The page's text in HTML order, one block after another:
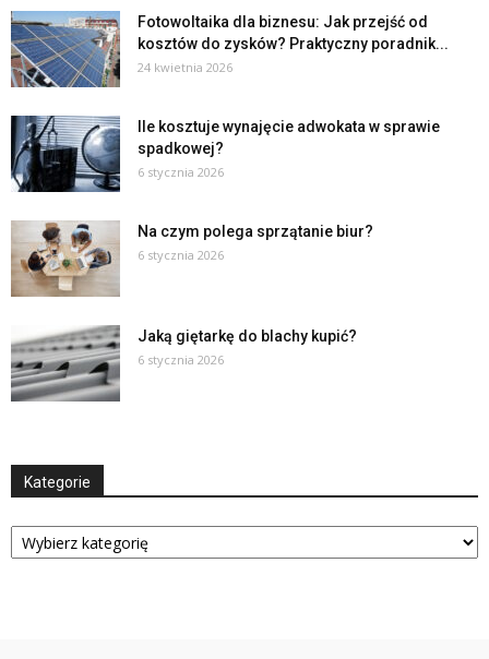
Fotowoltaika dla biznesu: Jak przejść od
kosztów do zysków? Praktyczny poradnik...
24 kwietnia 2026
Ile kosztuje wynajęcie adwokata w sprawie
spadkowej?
6 stycznia 2026
Na czym polega sprzątanie biur?
6 stycznia 2026
Jaką giętarkę do blachy kupić?
6 stycznia 2026
Kategorie
Kategorie